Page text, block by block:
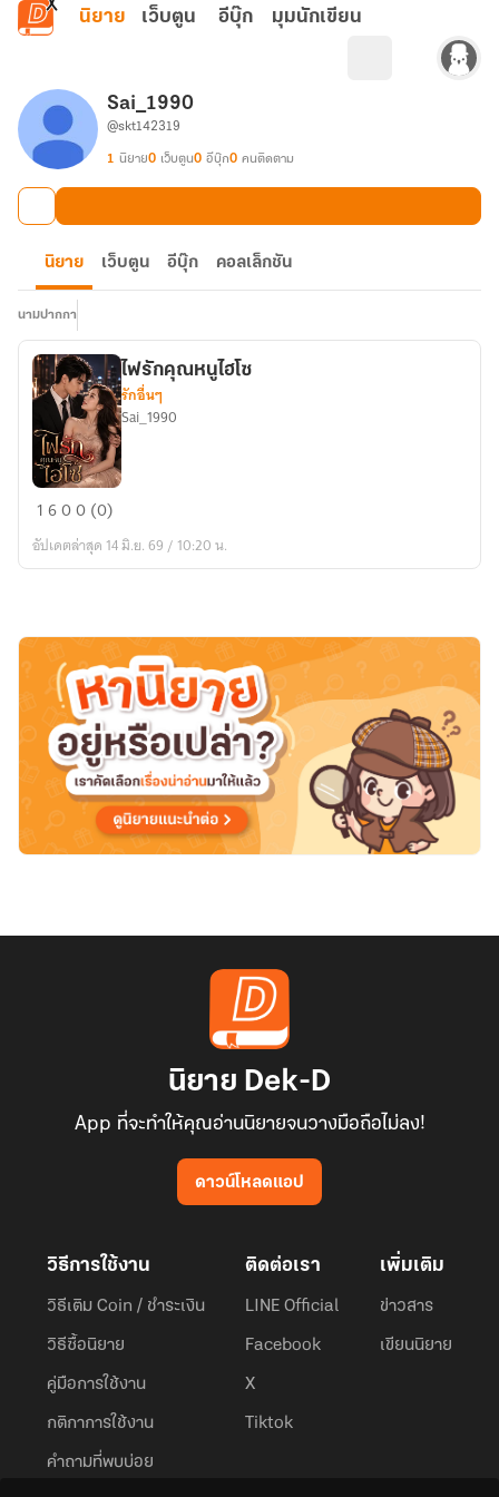
ข้ามไปยังเนื้อหาหลัก
นิยาย เว็บตูน อีบุ๊ก มุมนักเขียน
Sai_1990
@skt142319
1 นิยาย0 เว็บตูน0 อีบุ๊ก0 คนติดตาม
นิยาย เว็บตูน อีบุ๊ก คอลเล็กชัน
นามปากกา
ไฟ
คุณ
ไฟรักคุณหนูไฮโซ
รักอื่นๆ
Sai_1990
1600 (0)
อัปเดตล่าสุด 14 มิ.ย. 69 / 10:20 น.
นิยาย Dek-D
App ที่จะทำให้คุณอ่านนิยายจนวางมือถือไม่ลง!
ดาวน์โหลดแอป
วิธีการใช้งาน
วิธีเติม Coin / ชำระเงิน
วิธีซื้อนิยาย
คู่มือการใช้งาน
กติกาการใช้งาน
คำถามที่พบบ่อย
ติดต่อเรา
LINE Official
Facebook
X
Tiktok
เพิ่มเติม
ข่าวสาร
เขียนนิยาย